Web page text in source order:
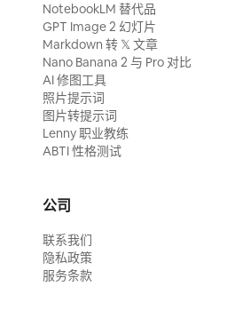
NotebookLM 替代品
GPT Image 2 幻灯片
Markdown 转 𝕏 文章
Nano Banana 2 与 Pro 对比
AI 修图工具
照片提示词
图片转提示词
Lenny 职业教练
ABTI 性格测试
公司
联系我们
隐私政策
服务条款